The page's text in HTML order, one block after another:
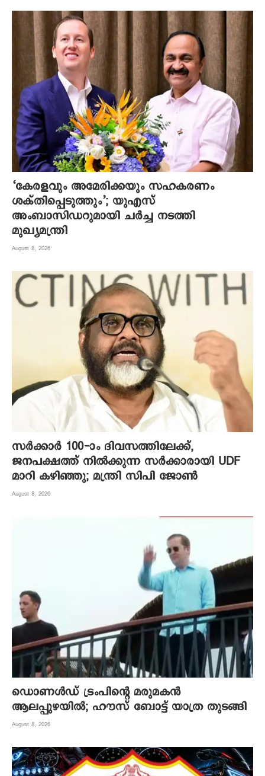
‘കേരളവും അമേരിക്കയും സഹകരണം
ശക്തിപ്പെടുത്തും’; യുഎസ്
അംബാസിഡറുമായി ചർച്ച നടത്തി
മുഖ്യമന്ത്രി
August 8, 2026
സർക്കാർ 100-ാം ദിവസത്തിലേക്ക്,
ജനപക്ഷത്ത് നിൽക്കുന്ന സർക്കാരായി UDF
മാറി കഴിഞ്ഞു; മന്ത്രി സിപി ജോൺ
August 8, 2026
ഡൊണൾഡ് ട്രംപിന്റെ മരുമകന്‍
ആലപ്പുഴയില്‍; ഹൗസ് ബോട്ട് യാത്ര തുടങ്ങി
August 8, 2026